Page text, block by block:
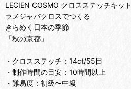
LECIEN COSMO クロスステッチキット
ラメジャバクロスでつくる
きらめく日本の季節
「秋の京都」
・クロスステッチ：14ct/55目
・制作時間の目安：10時間以上
・難易度：初級〜中級